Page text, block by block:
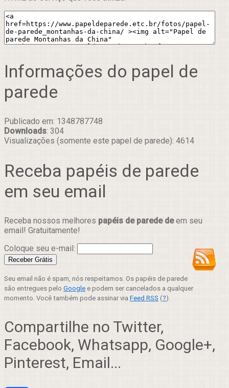
Informações do papel de
parede
Publicado em: 1348787748
Downloads: 304
Visualizações (somente este papel de parede): 4614
Receba papéis de parede
em seu email
Receba nossos melhores papéis de parede deem seu
email! Gratuitamente!
Coloque seu e-mail:
Seu email não é spam, nós respeitamos. Os papéis de parede
são entregues pelo Google e podem ser cancelados a qualquer
momento. Você também pode assinar via Feed RSS (?).
Compartilhe no Twitter,
Facebook, Whatsapp, Google+,
Pinterest, Email...